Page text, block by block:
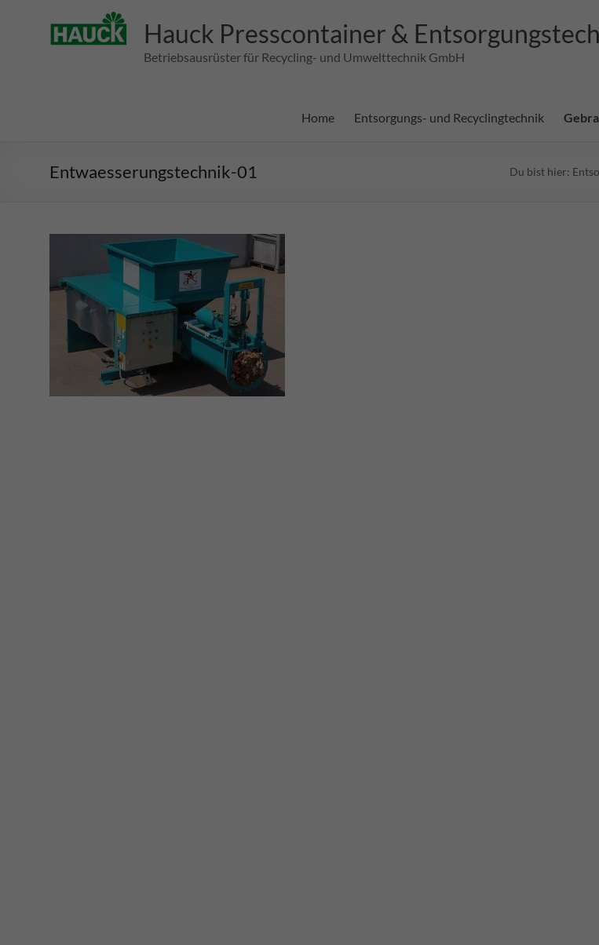
Hauck Presscontainer &
Betriebsausrüster für Recycling- und Umwelttechnik GmbH
Home Entsorgungs- und Recyclingtechnik
Entwaesserungstechnik-01 Du bist hier: